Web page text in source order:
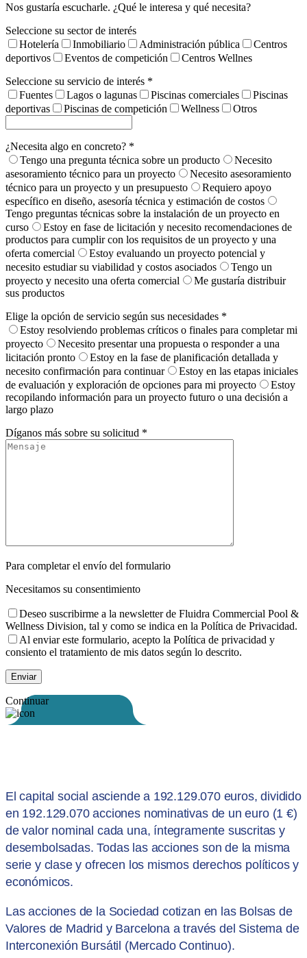
Nos gustaría escucharle. ¿Qué le interesa y qué necesita?
Seleccione su sector de interés
Hotelería
Inmobiliario Administración pública
Centros
deportivos
Eventos de competición
Centros Wellnes
Seleccione su servicio de interés *
Fuentes
Lagos o lagunas Piscinas comerciales
Piscinas
deportivas
Piscinas de competición Wellness Otros
¿Necesita algo en concreto? *
Tengo una pregunta técnica sobre un producto
Necesito
asesoramiento técnico para un proyecto
Necesito asesoramiento
técnico para un proyecto y un presupuesto
Requiero apoyo
específico en diseño, asesoría técnica y estimación de costos
Tengo preguntas técnicas sobre la instalación de un proyecto en
curso
Estoy en fase de licitación y necesito recomendaciones de
productos para cumplir con los requisitos de un proyecto y una
oferta comercial
Estoy evaluando un proyecto potencial y
necesito estudiar su viabilidad y costos asociados
Tengo un
proyecto y necesito una oferta comercial
Me gustaría distribuir
sus productos
Elige la opción de servicio según sus necesidades *
Estoy resolviendo problemas críticos o finales para completar mi
proyecto
Necesito presentar una propuesta o responder a una
licitación pronto
Estoy en la fase de planificación detallada y
necesito confirmación para continuar
Estoy en las etapas iniciales
de evaluación y exploración de opciones para mi proyecto
Estoy
recopilando información para un proyecto futuro o una decisión a
largo plazo
Díganos más sobre su solicitud *
Para completar el envío del formulario
Necesitamos su consentimiento
Deseo suscribirme a la newsletter de Fluidra Commercial Pool &
Wellness Division, tal y como se indica en la Política de Privacidad.
Al enviar este formulario, acepto la Política de privacidad y
consiento el tratamiento de mis datos según lo descrito.
Continuar
El capital social asciende a 192.129.070 euros, dividido
en 192.129.070 acciones nominativas de un euro (1 €)
de valor nominal cada una, íntegramente suscritas y
desembolsadas. Todas las acciones son de la misma
serie y clase y ofrecen los mismos derechos políticos y
económicos.
Las acciones de la Sociedad cotizan en las Bolsas de
Valores de Madrid y Barcelona a través del Sistema de
Interconexión Bursátil (Mercado Continuo).